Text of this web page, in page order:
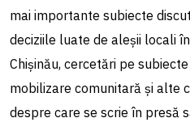
mai importante subiecte
deciziile luate de aleșii locali
Chișinău, cercetări pe
mobilizare comunitară și alte
despre care se scrie în presă